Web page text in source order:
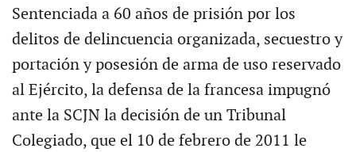
Sentenciada a 60 años de prisión por los
delitos de delincuencia organizada, secuestro y
portación y posesión de arma de uso reservado
al Ejército, la defensa de la francesa impugnó
ante la SCJN la decisión de un Tribunal
Colegiado, que el 10 de febrero de 2011 le